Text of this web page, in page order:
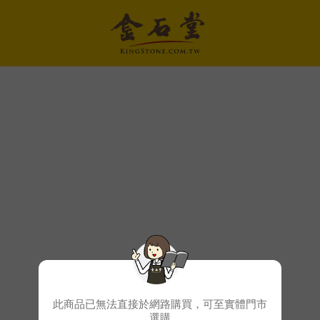
此商品已無法直接於網路購買，可至實體門市
選購